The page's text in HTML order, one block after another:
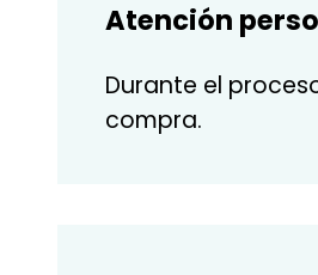
Atención
Durante el
compra.